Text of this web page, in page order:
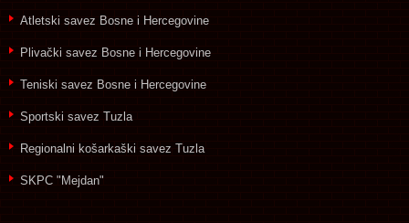
Atletski savez Bosne i Hercegovine
Plivački savez Bosne i Hercegovine
Teniski savez Bosne i Hercegovine
Sportski savez Tuzla
Regionalni košarkaški savez Tuzla
SKPC "Mejdan"